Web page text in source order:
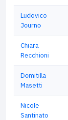
Ludovico
Journo
Chiara
Recchioni
Domitilla
Masetti
Nicole
Santinato